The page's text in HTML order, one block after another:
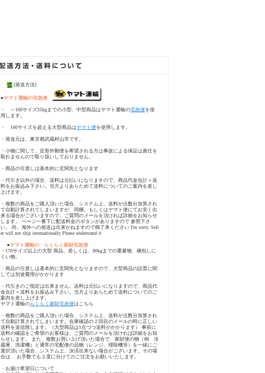
[発送方法]
●ヤマト運輸の宅急便
・ ～160サイズ25kgまでの小型、中型商品はヤマト運輸の宅急便を使
用します。
・ 160サイズを超える大型商品はヤマト便を使用します。
・発送元は、東京都武蔵村山市です。
・小物に関して、定形外郵便を希望される方は事故による保証は責任を
取れませんので取り扱いしておりません。
・商品の引渡しは基本的に玄関先となります
・代引き以外の場合、送料は元払いになりますので、商品代金合計＋送
料をお振込み下さい。当方よりあらためて送料についてのご案内を差し
上げます。
・複数の商品をご購入頂いた場合、システム上、送料が点数分加算され
て自動計算されてしまいますが、同梱、もしくはヤマト便にてお安く出
来る場合がございますので、ご質問のメールを頂ければ詳細をお知らせ
します。 ページ一番下に配送料金のボタンがありますので 参照下さ
い。 尚、海外への発送は出来かねますので御了承ください I'm sorry. Sell
er will not ship internationally Please understand it
●ヤマト運輸の らくらく家財宅急便
・170サイズ以上の大型 商品、若しくは、80kgまでの重量物、梱包しに
くい物。
・商品の引渡しは基本的に玄関先となりますので、大型商品の設置に関
しては別途費用がかかります
・代引きのご指定は出来ません。送料は元払いになりますので、商品代
金合計＋送料をお振込み下さい。当方よりあらためて送料についてのご
案内を差し上げます。
ヤマト運輸のらくらく家財宅急便はこちら
・複数の商品をご購入頂いた場合、システム上、送料が点数分加算され
て自動計算されてしまいます。在庫確認の２回目のメールの時に正しい
送料を送信致します。（大型商品は1点づつ送料がかかります） 事前に
送料の確認をご希望のお客様は、ご質問のメールを頂ければ詳細をお知
らせします。 また、複数お買い上げ頂いた場合で、家財便の物（例 冷
蔵庫、洗濯機）と通常の宅配便の品物（レンジ、掃除機等）を一緒にご
選択頂いた場合、システム上、決済出来ない場合がございます。その場
合は、 お手数でも２度に分けてのご注文をお願いいたします。
・お届け希望日について